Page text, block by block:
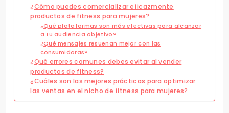
¿Cómo puedes comercializar eficazmente
productos de fitness para mujeres?
¿Qué plataformas son más efectivas para alcanzar
a tu audiencia objetivo?
¿Qué mensajes resuenan mejor con las
consumidoras?
¿Qué errores comunes debes evitar al vender
productos de fitness?
¿Cuáles son las mejores prácticas para optimizar
las ventas en el nicho de fitness para mujeres?